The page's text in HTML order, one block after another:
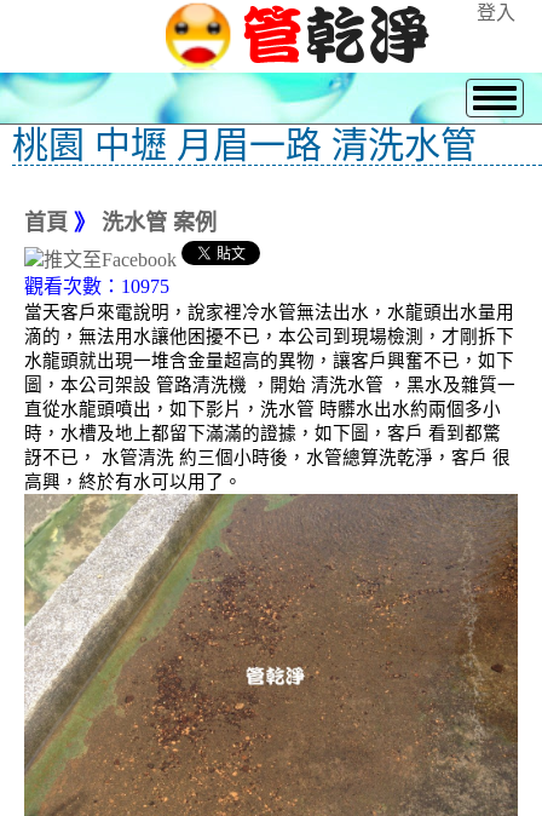
登入
桃園 中壢 月眉一路 清洗水管
首頁 》 洗水管 案例
觀看次數：10975
當天客戶來電說明，說家裡冷水管無法出水，水龍頭出水量用
滴的，無法用水讓他困擾不已，本公司到現場檢測，才剛拆下
水龍頭就出現一堆含金量超高的異物，讓客戶興奮不已，如下
圖，本公司架設 管路清洗機 ，開始 清洗水管 ，黑水及雜質一
直從水龍頭噴出，如下影片，洗水管 時髒水出水約兩個多小
時，水槽及地上都留下滿滿的證據，如下圖，客戶 看到都驚
訝不已， 水管清洗 約三個小時後，水管總算洗乾淨，客戶 很
高興，終於有水可以用了。